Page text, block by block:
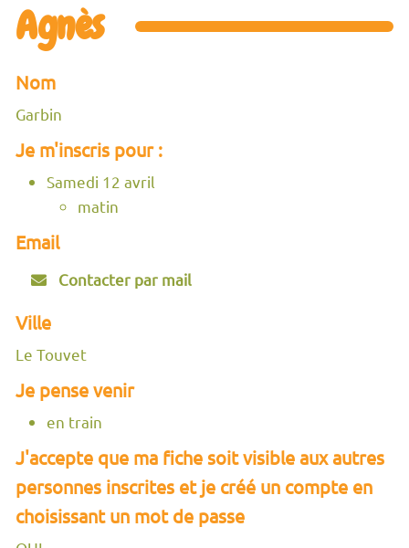
Agnès
Nom
Garbin
Je m'inscris pour :
Samedi 12 avril
matin
Email
Contacter par mail
Ville
Le Touvet
Je pense venir
en train
J'accepte que ma fiche soit visible aux autres
personnes inscrites et je créé un compte en
choisissant un mot de passe